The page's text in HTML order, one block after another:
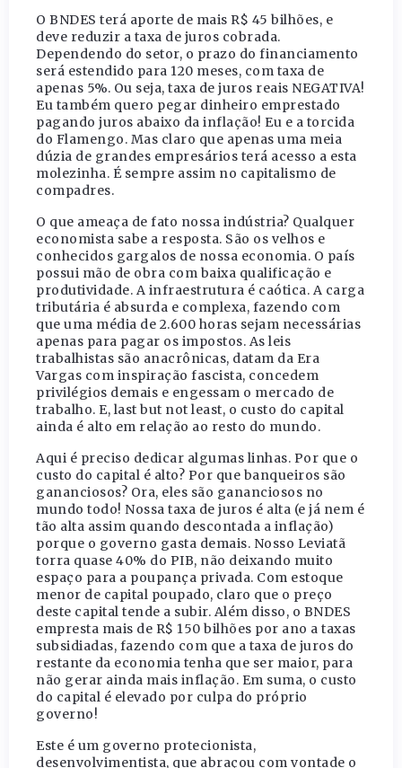
O BNDES terá aporte de mais R$ 45 bilhões, e
deve reduzir a taxa de juros cobrada.
Dependendo do setor, o prazo do financiamento
será estendido para 120 meses, com taxa de
apenas 5%. Ou seja, taxa de juros reais NEGATIVA!
Eu também quero pegar dinheiro emprestado
pagando juros abaixo da inflação! Eu e a torcida
do Flamengo. Mas claro que apenas uma meia
dúzia de grandes empresários terá acesso a esta
molezinha. É sempre assim no capitalismo de
compadres.
O que ameaça de fato nossa indústria? Qualquer
economista sabe a resposta. São os velhos e
conhecidos gargalos de nossa economia. O país
possui mão de obra com baixa qualificação e
produtividade. A infraestrutura é caótica. A carga
tributária é absurda e complexa, fazendo com
que uma média de 2.600 horas sejam necessárias
apenas para pagar os impostos. As leis
trabalhistas são anacrônicas, datam da Era
Vargas com inspiração fascista, concedem
privilégios demais e engessam o mercado de
trabalho. E, last but not least, o custo do capital
ainda é alto em relação ao resto do mundo.
Aqui é preciso dedicar algumas linhas. Por que o
custo do capital é alto? Por que banqueiros são
gananciosos? Ora, eles são gananciosos no
mundo todo! Nossa taxa de juros é alta (e já nem é
tão alta assim quando descontada a inflação)
porque o governo gasta demais. Nosso Leviatã
torra quase 40% do PIB, não deixando muito
espaço para a poupança privada. Com estoque
menor de capital poupado, claro que o preço
deste capital tende a subir. Além disso, o BNDES
empresta mais de R$ 150 bilhões por ano a taxas
subsidiadas, fazendo com que a taxa de juros do
restante da economia tenha que ser maior, para
não gerar ainda mais inflação. Em suma, o custo
do capital é elevado por culpa do próprio
governo!
Este é um governo protecionista,
desenvolvimentista, que abraçou com vontade o